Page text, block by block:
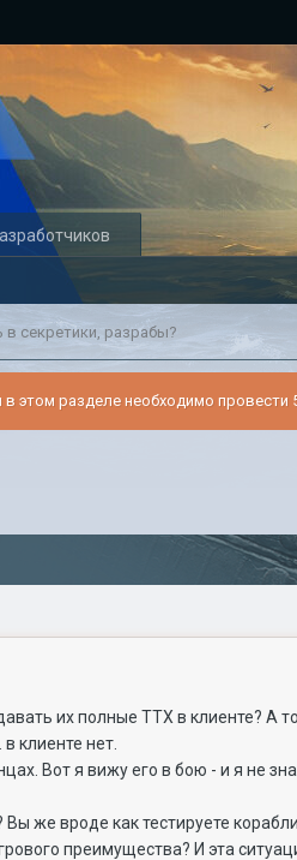
в секретики, разрабы?
в этом разделе необходимо провести
их полные ТТХ в клиенте? А
клиенте нет.
Вот я вижу его в бою - и я не
же вроде как тестируете
преимущества? И эта